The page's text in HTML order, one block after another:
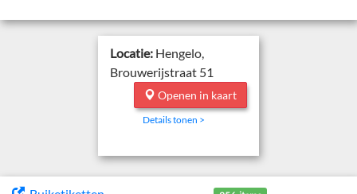
Locatie: Hengelo,
Brouwerijstraat 51
Openen in kaart
Details tonen >